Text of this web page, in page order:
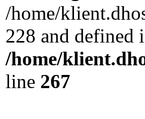
/home/
228 and defined
/home/
line 267